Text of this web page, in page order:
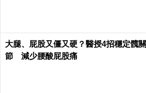
大腿、屁股又僵又硬？醫授4招穩定髖關
節 減少腰酸屁股痛